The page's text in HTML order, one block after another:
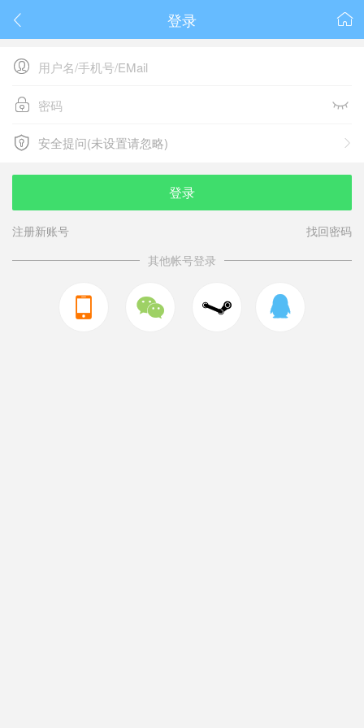
 
登录

 
 
安全提问(未设置请忽略)
安全提问(未设置请忽略)
登录
注册新账号
找回密码
其他帐号登录
  